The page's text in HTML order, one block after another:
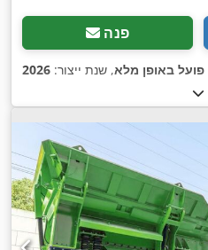
פנה
פועל באופן מלא, שנת ייצור: 2026